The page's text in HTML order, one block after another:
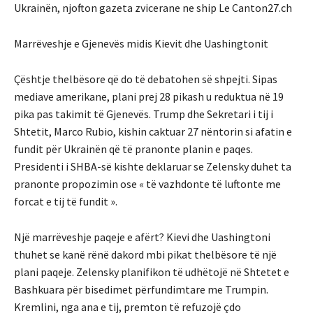
Ukrainën, njofton gazeta zvicerane ne ship Le Canton27.ch
Marrëveshje e Gjenevës midis Kievit dhe Uashingtonit
Çështje thelbësore që do të debatohen së shpejti. Sipas
mediave amerikane, plani prej 28 pikash u reduktua në 19
pika pas takimit të Gjenevës. Trump dhe Sekretari i tij i
Shtetit, Marco Rubio, kishin caktuar 27 nëntorin si afatin e
fundit për Ukrainën që të pranonte planin e paqes.
Presidenti i SHBA-së kishte deklaruar se Zelensky duhet ta
pranonte propozimin ose « të vazhdonte të luftonte me
forcat e tij të fundit ».
Një marrëveshje paqeje e afërt? Kievi dhe Uashingtoni
thuhet se kanë rënë dakord mbi pikat thelbësore të një
plani paqeje. Zelensky planifikon të udhëtojë në Shtetet e
Bashkuara për bisedimet përfundimtare me Trumpin.
Kremlini, nga ana e tij, premton të refuzojë çdo